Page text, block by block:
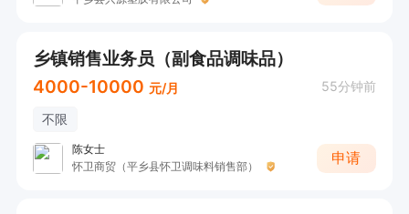
乡镇销售业务员（副食品调味品）
4000-10000 元/月 55分钟前
不限
陈女士
怀卫商贸（平乡县怀卫调味料销售部）
申请